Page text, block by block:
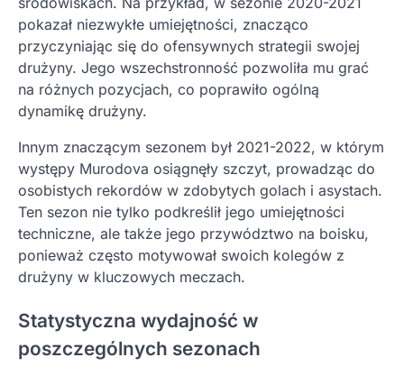
pokazał niezwykłe umiejętności, znacząco
przyczyniając się do ofensywnych strategii swojej
drużyny. Jego wszechstronność pozwoliła mu grać
na różnych pozycjach, co poprawiło ogólną
dynamikę drużyny.
Innym znaczącym sezonem był 2021-2022, w którym
występy Murodova osiągnęły szczyt, prowadząc do
osobistych rekordów w zdobytych golach i asystach.
Ten sezon nie tylko podkreślił jego umiejętności
techniczne, ale także jego przywództwo na boisku,
ponieważ często motywował swoich kolegów z
drużyny w kluczowych meczach.
Statystyczna wydajność w
poszczególnych sezonach